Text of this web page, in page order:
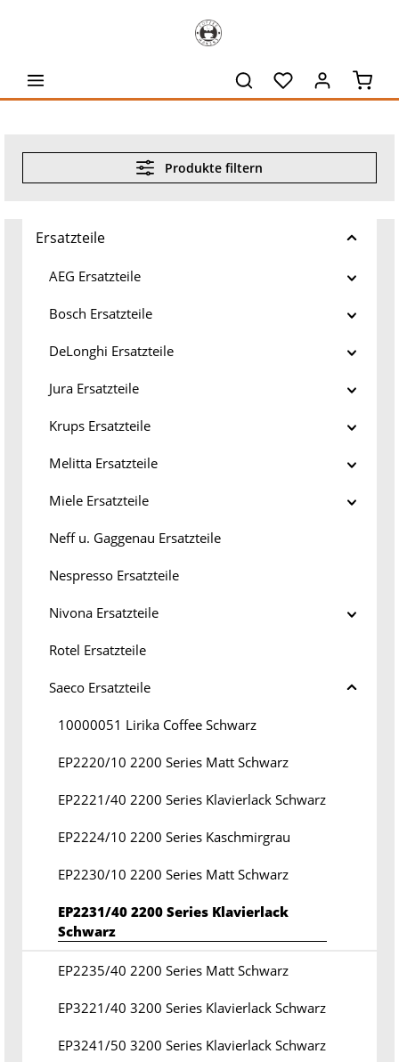
Produkte filtern
Ersatzteile
AEG Ersatzteile
Bosch Ersatzteile
DeLonghi Ersatzteile
Jura Ersatzteile
Krups Ersatzteile
Melitta Ersatzteile
Miele Ersatzteile
Neff u. Gaggenau Ersatzteile
Nespresso Ersatzteile
Nivona Ersatzteile
Rotel Ersatzteile
Saeco Ersatzteile
10000051 Lirika Coffee Schwarz
EP2220/10 2200 Series Matt Schwarz
EP2221/40 2200 Series Klavierlack Schwarz
EP2224/10 2200 Series Kaschmirgrau
EP2230/10 2200 Series Matt Schwarz
EP2231/40 2200 Series Klavierlack
Schwarz
EP2235/40 2200 Series Matt Schwarz
EP3221/40 3200 Series Klavierlack Schwarz
EP3241/50 3200 Series Klavierlack Schwarz